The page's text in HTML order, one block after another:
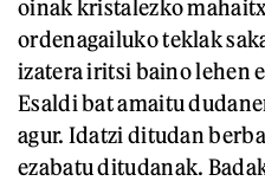
oinak kristalezko
ordenagailuko teklak
izatera iritsi baino lehen
Esaldi bat amaitu
agur. Idatzi ditudan
ezabatu ditudanak.